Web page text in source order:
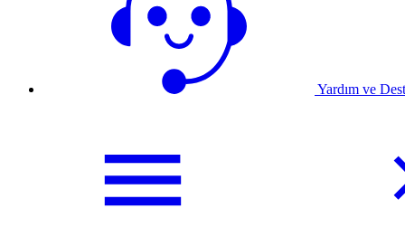
Yardım ve